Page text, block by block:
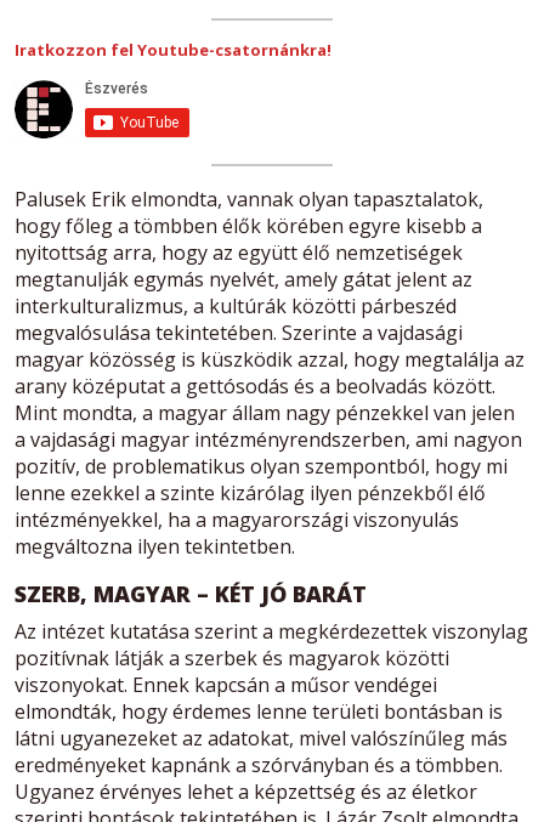
Iratkozzon fel Youtube-csatornánkra!
Palusek Erik elmondta, vannak olyan tapasztalatok,
hogy főleg a tömbben élők körében egyre kisebb a
nyitottság arra, hogy az együtt élő nemzetiségek
megtanulják egymás nyelvét, amely gátat jelent az
interkulturalizmus, a kultúrák közötti párbeszéd
megvalósulása tekintetében. Szerinte a vajdasági
magyar közösség is küszködik azzal, hogy megtalálja az
arany középutat a gettósodás és a beolvadás között.
Mint mondta, a magyar állam nagy pénzekkel van jelen
a vajdasági magyar intézményrendszerben, ami nagyon
pozitív, de problematikus olyan szempontból, hogy mi
lenne ezekkel a szinte kizárólag ilyen pénzekből élő
intézményekkel, ha a magyarországi viszonyulás
megváltozna ilyen tekintetben.
SZERB, MAGYAR – KÉT JÓ BARÁT
Az intézet kutatása szerint a megkérdezettek viszonylag
pozitívnak látják a szerbek és magyarok közötti
viszonyokat. Ennek kapcsán a műsor vendégei
elmondták, hogy érdemes lenne területi bontásban is
látni ugyanezeket az adatokat, mivel valószínűleg más
eredményeket kapnánk a szórványban és a tömbben.
Ugyanez érvényes lehet a képzettség és az életkor